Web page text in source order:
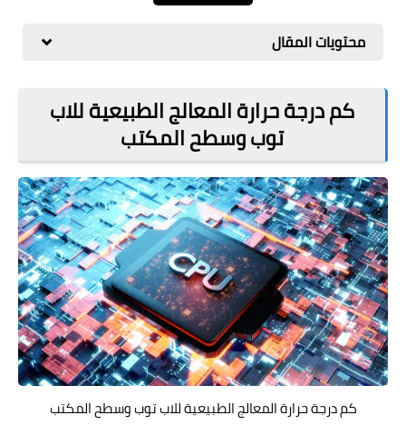
الربح من الانترنت
ذكاء اصطناعي
محتويات المقال
كم درجة حرارة المعالج الطبيعية للاب
توب وسطح المكتب
كم درجة حرارة المعالج الطبيعية للاب توب وسطح المكتب